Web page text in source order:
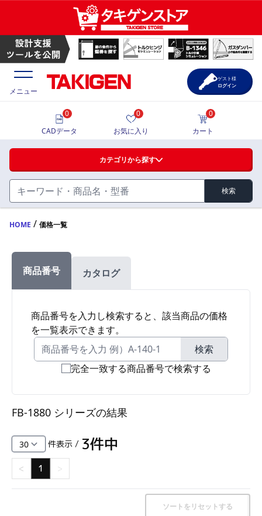
ハンドル・取手・つまみ・周辺機器
FA・A
FB・B
ファスナー・ラッチ錠・キャッチ・錠前装置・周
辺機器
電気錠・インターロック
L・LE
S
キャスター・アジャスター・スライドレール・モ
K・KC
断熱・ライト・ラック
FD・FE
価格一覧
製品カタログ
サポート・お問合せ
メニュー
カテゴリから探す
検索
0
CADデータ
0
お気に入り
0
カート
ゲスト様
ログイン
HOME / 価格一覧
商品番号 カタログ
商品番号を入力し検索すると、該当商品の価格
を一覧表示できます。
検索
完全一致する商品番号で検索する
FB-1880 シリーズの結果
件表示 / 3件中
< 1 >
ソートをリセットする